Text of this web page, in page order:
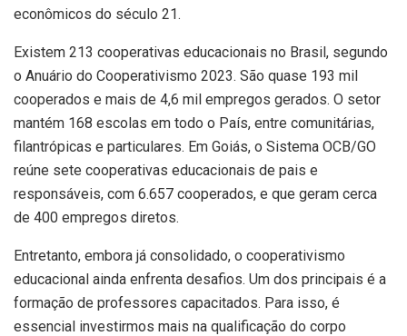
econômicos do século 21.
Existem 213 cooperativas educacionais no Brasil, segundo
o Anuário do Cooperativismo 2023. São quase 193 mil
cooperados e mais de 4,6 mil empregos gerados. O setor
mantém 168 escolas em todo o País, entre comunitárias,
filantrópicas e particulares. Em Goiás, o Sistema OCB/GO
reúne sete cooperativas educacionais de pais e
responsáveis, com 6.657 cooperados, e que geram cerca
de 400 empregos diretos.
Entretanto, embora já consolidado, o cooperativismo
educacional ainda enfrenta desafios. Um dos principais é a
formação de professores capacitados. Para isso, é
essencial investirmos mais na qualificação do corpo